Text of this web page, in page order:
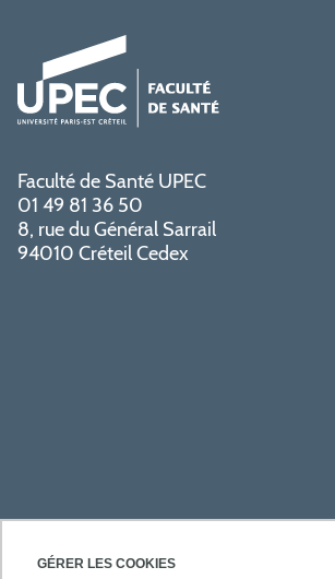
GÉRER LES COOKIES
Faculté de Santé UPEC
01 49 81 36 50
8, rue du Général Sarrail
94010 Créteil Cedex
PRATIQUE